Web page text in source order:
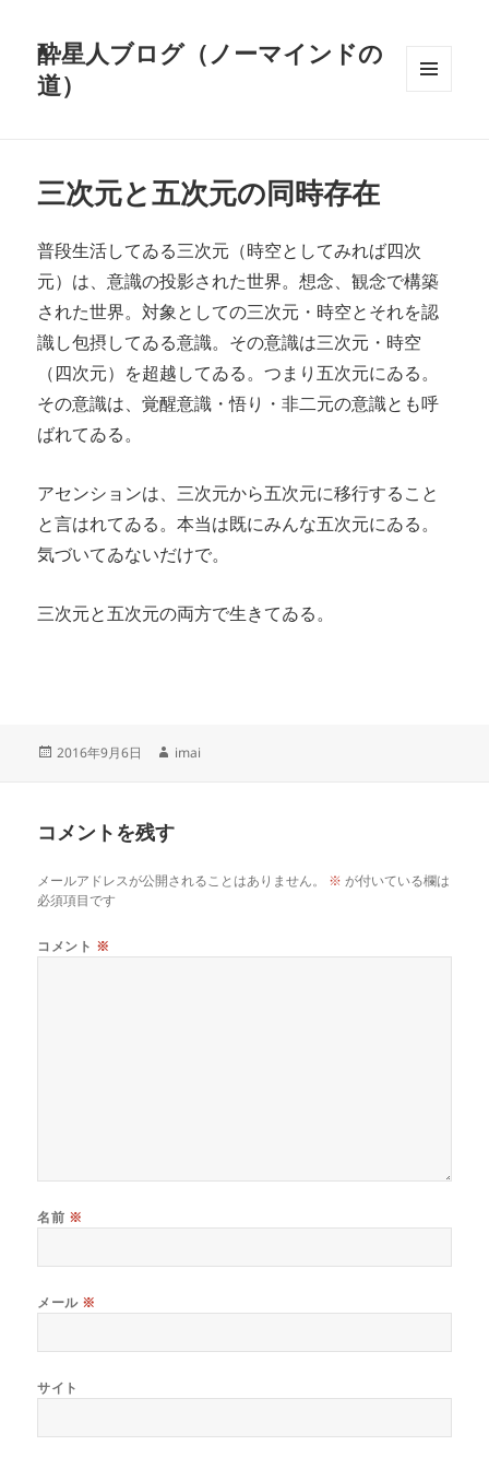
酔星人ブログ（ノーマインドの
道）
三次元と五次元の同時存在
普段生活してゐる三次元（時空としてみれば四次
元）は、意識の投影された世界。想念、観念で構築
された世界。対象としての三次元・時空とそれを認
識し包摂してゐる意識。その意識は三次元・時空
（四次元）を超越してゐる。つまり五次元にゐる。
その意識は、覚醒意識・悟り・非二元の意識とも呼
ばれてゐる。
アセンションは、三次元から五次元に移行すること
と言はれてゐる。本当は既にみんな五次元にゐる。
気づいてゐないだけで。
三次元と五次元の両方で生きてゐる。
投
2016年9月6日
作
imai
コメントを残す
メールアドレスが公開されることはありません。 ※ が付いている欄は
必須項目です
コメント ※
名前 ※
メール ※
サイト